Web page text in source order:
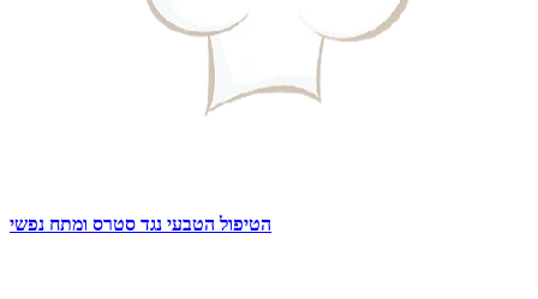
הטיפול הטבעי נגד סטרס ומתח נפשי